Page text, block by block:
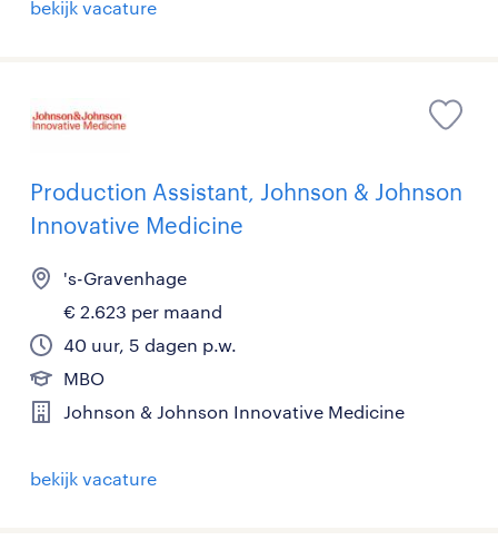
bekijk vacature
Production Assistant, Johnson & Johnson
Innovative Medicine
's-Gravenhage
€ 2.623 per maand
40 uur, 5 dagen p.w.
MBO
Johnson & Johnson Innovative Medicine
bekijk vacature